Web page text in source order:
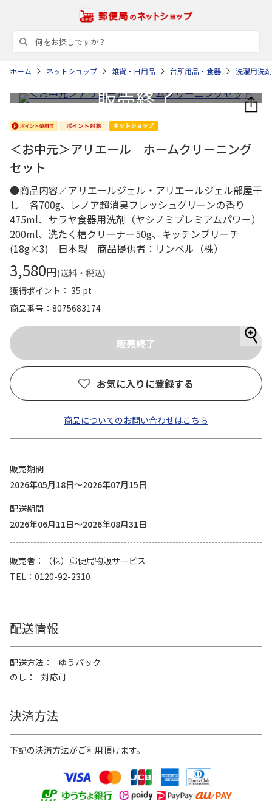
ホーム ネットショップ 雑貨・日用品 台所用品・食器 洗濯用洗剤
＜お中元＞アリエール ホームクリーニング
セット
●商品内容／アリエールジェル・アリエールジェル部屋干
し 各700g、レノア超消臭フレッシュグリーンの香り
475ml、サラヤ食器用洗剤（ヤシノミプレミアムパワー）
200ml、洗たく槽クリーナー50g、キッチンブリーチ
(18g×3) 日本製 商品提供者：リンベル（株）
3,580円(送料・税込)
獲得ポイント： 35 pt
商品番号
8075683174
お気に入りに登録する
商品についてのお問い合わせはこちら
販売期間
2026年05月18日～2026年07月15日
配送期間
2026年06月11日～2026年08月31日
販売者
（株）郵便局物販サービス
TEL
0120-92-2310
配送情報
配送方法
ゆうパック
のし
対応可
決済方法
下記の決済方法がご利用頂けます。